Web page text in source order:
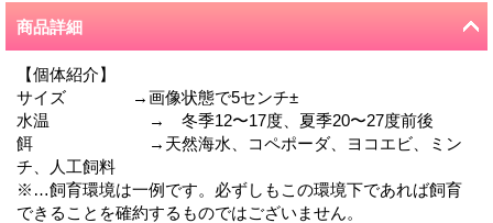
商品詳細
【個体紹介】
サイズ →画像状態で5センチ±
水温 → 冬季12〜17度、夏季20〜27度前後
餌 →天然海水、コペポーダ、ヨコエビ、ミン
チ、人工飼料
※…飼育環境は一例です。必ずしもこの環境下であれば飼育
できることを確約するものではございません。